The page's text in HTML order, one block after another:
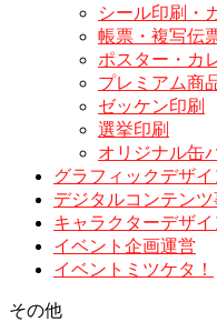
シール印刷・
帳票・複写伝
ポスター・カ
プレミアム商
ゼッケン印刷
選挙印刷
オリジナル缶
グラフィックデザ
デジタルコンテンツ
キャラクターデザ
イベント企画運営
イベントミツケタ！
その他